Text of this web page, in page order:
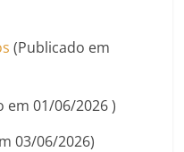
(Publicado em
em 01/06/2026 )
03/06/2026)